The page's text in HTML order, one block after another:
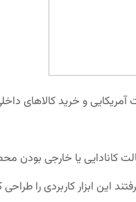
این ابزار کاربردی را طراحی